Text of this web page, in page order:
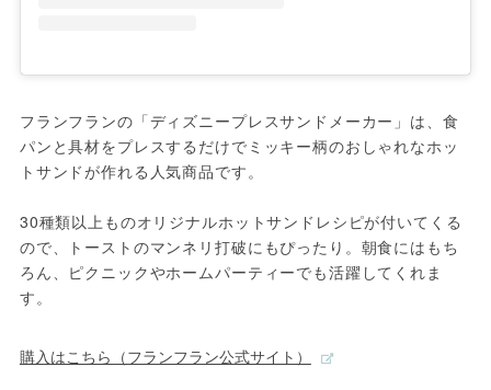
フランフランの「ディズニープレスサンドメーカー」は、食
パンと具材をプレスするだけでミッキー柄のおしゃれなホッ
トサンドが作れる人気商品です。
30種類以上ものオリジナルホットサンドレシピが付いてくる
ので、トーストのマンネリ打破にもぴったり。朝食にはもち
ろん、ピクニックやホームパーティーでも活躍してくれま
す。
購入はこちら（フランフラン公式サイト）